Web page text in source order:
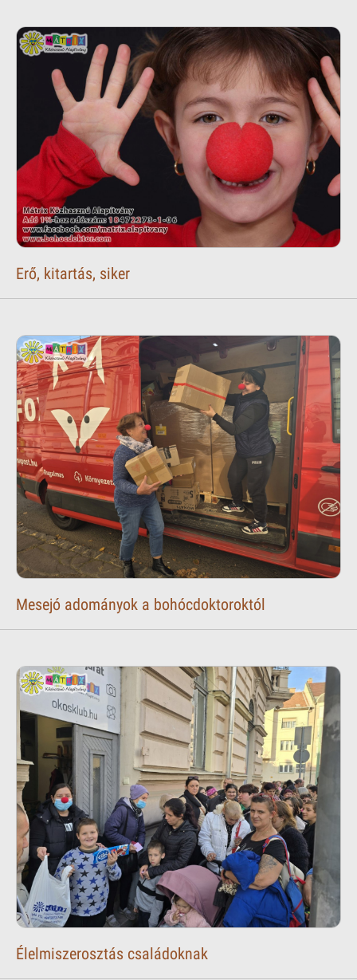
Erő, kitartás, siker
Mesejó adományok a bohócdoktoroktól
Élelmiszerosztás családoknak